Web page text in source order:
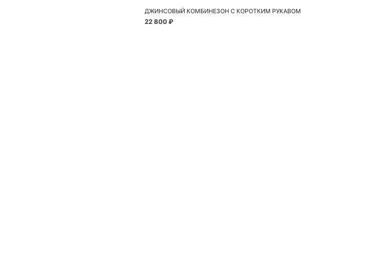
ДЖИНСОВЫЙ КОМБИНЕЗОН С КОРОТКИМ РУКАВОМ
22 800 ₽